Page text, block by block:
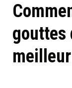
gouttes